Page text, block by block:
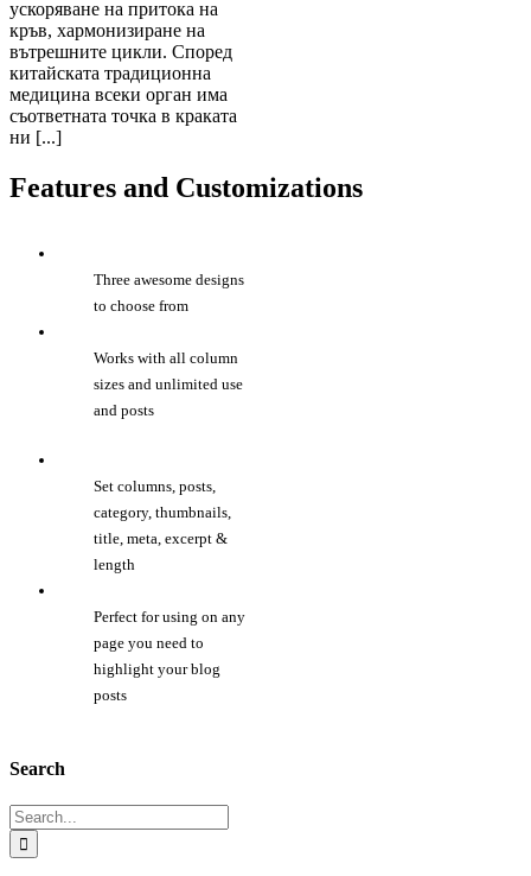
ускоряване на притока на
кръв, хармонизиране на
вътрешните цикли. Според
китайската традиционна
медицина всеки орган има
съответната точка в краката
ни [...]
Features and Customizations
Three awesome designs
to choose from
Works with all column
sizes and unlimited use
and posts
Set columns, posts,
category, thumbnails,
title, meta, excerpt &
length
Perfect for using on any
page you need to
highlight your blog
posts
Search
Search
for: